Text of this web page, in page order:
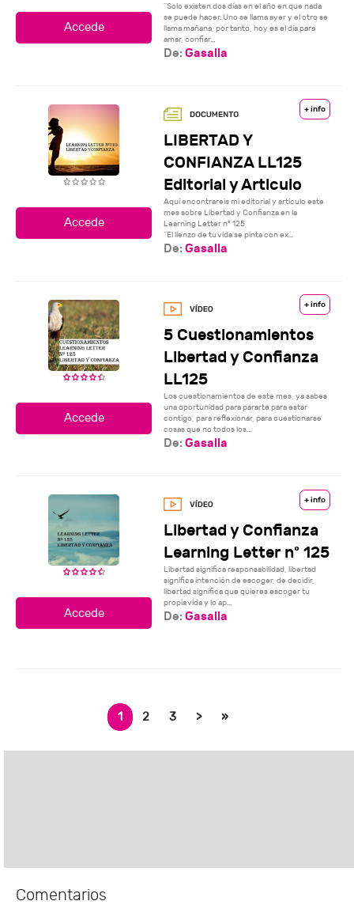
“Solo existen dos días en el año en que nada
se puede hacer. Uno se llama ayer y el otro se
llama mañana, por tanto, hoy es el día para
amar, confiar...
De:Gasalla
+ info
LIBERTAD Y
CONFIANZA LL125
Editorial y Articulo
Aquí encontrareis mi editorial y articulo este
mes sobre Libertad y Confianza en la
Learning Letter nº 125
“El lienzo de tu vida se pinta con ex...
De:Gasalla
+ info
5 Cuestionamientos
Libertad y Confianza
LL125
Los cuestionamientos de este mes, ya sabes
una oportunidad para pararte para estar
contigo, para reflexionar, para cuestionarse
cosas que no todos los...
De:Gasalla
+ info
Libertad y Confianza
Learning Letter nº 125
Libertad significa responsabilidad, libertad
significa intención de escoger, de decidir,
libertad significa que quieres escoger tu
propia vida y lo ap...
De:Gasalla
1 2 3 > »
Comentarios